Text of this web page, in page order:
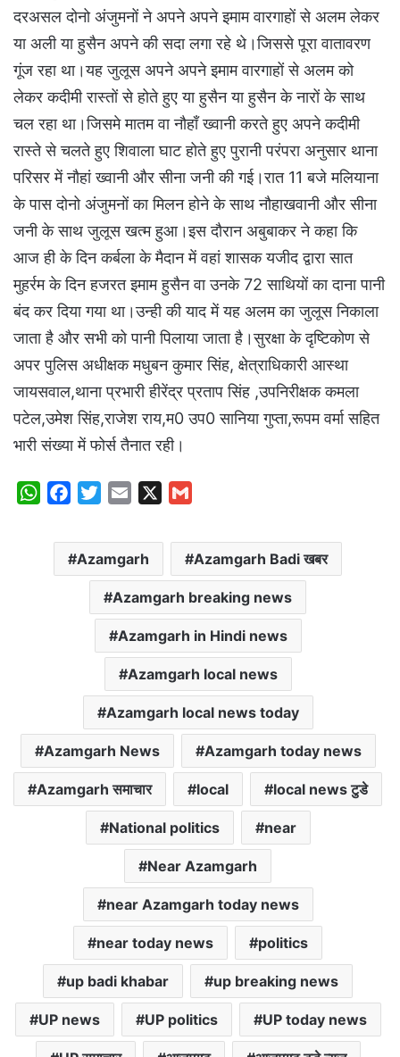
दरअसल दोनो अंजुमनों ने अपने अपने इमाम वारगाहों से अलम लेकर
या अली या हुसैन अपने की सदा लगा रहे थे।जिससे पूरा वातावरण
गूंज रहा था।यह जुलूस अपने अपने इमाम वारगाहों से अलम को
लेकर कदीमी रास्तों से होते हुए या हुसैन या हुसैन के नारों के साथ
चल रहा था।जिसमे मातम वा नौहाँ ख्वानी करते हुए अपने कदीमी
रास्ते से चलते हुए शिवाला घाट होते हुए पुरानी परंपरा अनुसार थाना
परिसर में नौहां ख्वानी और सीना जनी की गई।रात 11 बजे मलियाना
के पास दोनो अंजुमनों का मिलन होने के साथ नौहाखवानी और सीना
जनी के साथ जुलूस खत्म हुआ।इस दौरान अबुबाकर ने कहा कि
आज ही के दिन कर्बला के मैदान में वहां शासक यजीद द्वारा सात
मुहर्रम के दिन हजरत इमाम हुसैन वा उनके 72 साथियों का दाना पानी
बंद कर दिया गया था।उन्ही की याद में यह अलम का जुलूस निकाला
जाता है और सभी को पानी पिलाया जाता है।सुरक्षा के दृष्टिकोण से
अपर पुलिस अधीक्षक मधुबन कुमार सिंह, क्षेत्राधिकारी आस्था
जायसवाल,थाना प्रभारी हीरेंद्र प्रताप सिंह ,उपनिरीक्षक कमला
पटेल,उमेश सिंह,राजेश राय,म0 उप0 सानिया गुप्ता,रूपम वर्मा सहित
भारी संख्या में फोर्स तैनात रही।
W
c
e
i
t
t
e
a
i
l
a
i
l
Azamgarh Azamgarh Badi खबर
Azamgarh breaking news
Azamgarh in Hindi news
Azamgarh local news
Azamgarh local news today
Azamgarh News Azamgarh today news
Azamgarh समाचार local local news टुडे
National politics near
Near Azamgarh
near Azamgarh today news
near today news politics
up badi khabar up breaking news
UP news UP politics UP today news